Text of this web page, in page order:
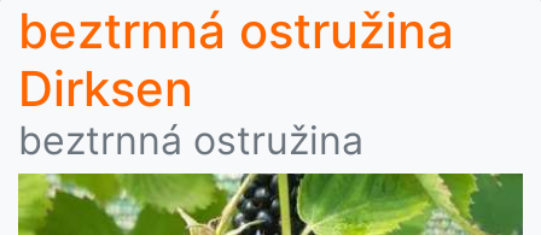
beztrnná ostružina
Dirksen
beztrnná ostružina